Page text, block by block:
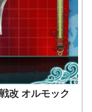
改 オルモック